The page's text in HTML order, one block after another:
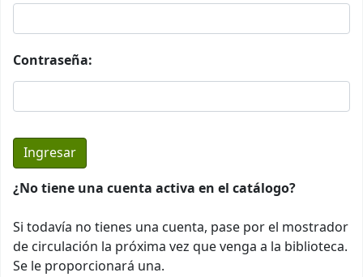
Contraseña:
¿No tiene una cuenta activa en el catálogo?
Si todavía no tienes una cuenta, pase por el mostrador
de circulación la próxima vez que venga a la biblioteca.
Se le proporcionará una.